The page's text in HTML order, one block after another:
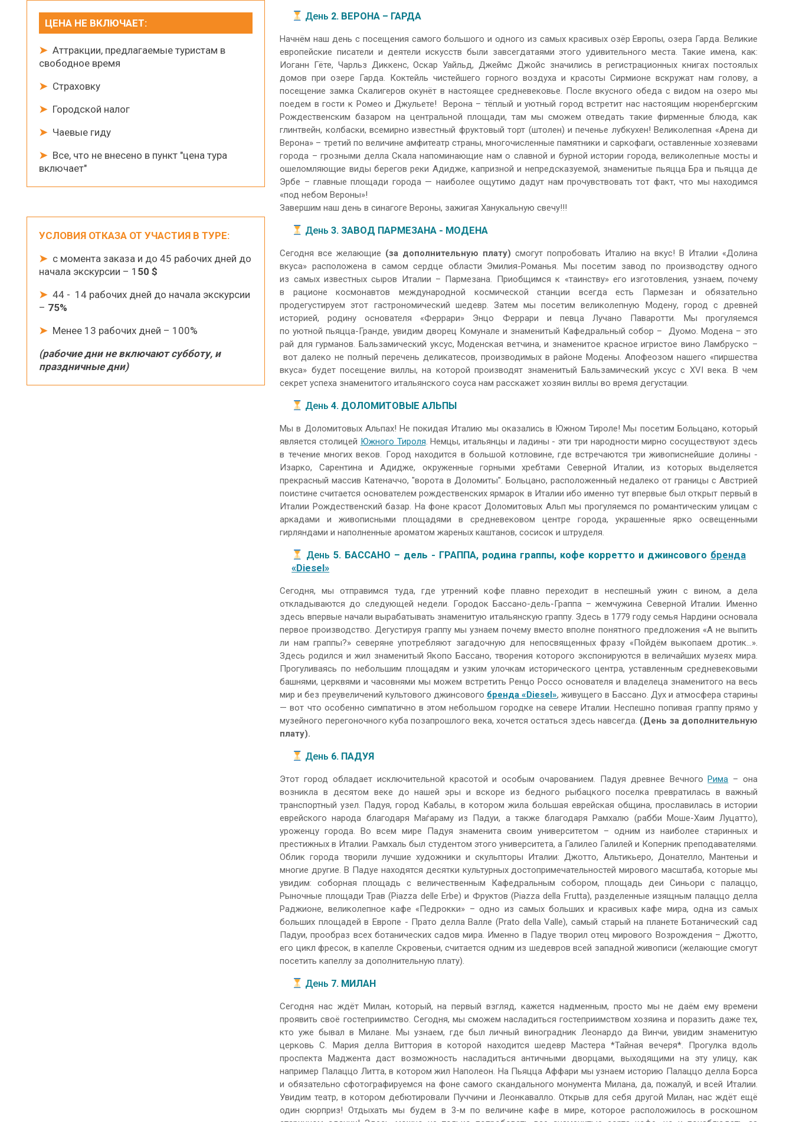
ЦЕНА НЕ ВКЛЮЧАЕТ:
➤Аттракции, предлагаемые туристам в
свободное время
➤Страховку
➤Городской налог
➤Чаевые гиду
➤Все, что не внесено в пункт "цена тура
включает"
УСЛОВИЯ ОТКАЗА ОТ УЧАСТИЯ В ТУРЕ:
➤с момента заказа и до 45 рабочих дней до
начала экскурсии – 1 50 $
➤44 - 14 рабочих дней до начала экскурсии
– 75%
➤Менее 13 рабочих дней – 100%
(рабочие дни не включают субботу, и
праздничные дни)
День 2. ВЕРОНА – ГАРДА
Начнём наш день с посещения самого большого и одного из самых красивых озёр Европы, озера Гарда. Великие
европейские писатели и деятели искусств были завсегдатаями этого удивительного места. Такие имена, как:
Иоганн Гёте, Чарльз Диккенс, Оскар Уайльд, Джеймс Джойс значились в регистрационных книгах постоялых
домов при озере Гарда. Коктейль чистейшего горного воздуха и красоты Сирмионе вскружат нам голову, а
посещение замка Скалигеров окунёт в настоящее средневековье. После вкусного обеда с видом на озеро мы
поедем в гости к Ромео и Джульете! Верона – тёплый и уютный город встретит нас настоящим нюренбергским
Рождественским базаром на центральной площади, там мы сможем отведать такие фирменные блюда, как
глинтвейн, колбаски, всемирно известный фруктовый торт (штолен) и печенье лубкухен! Великолепная «Арена ди
Верона» – третий по величине амфитеатр страны, многочисленные памятники и саркофаги, оставленные хозяевами
города – грозными делла Скала напоминающие нам о славной и бурной истории города, великолепные мосты и
ошеломляющие виды берегов реки Адидже, капризной и непредсказуемой, знаменитые пьяцца Бра и пьяцца де
Эрбе – главные площади города — наиболее ощутимо дадут нам прочувствовать тот факт, что мы находимся
«под небом Вероны»!
Завершим наш день в синагоге Вероны, зажигая Ханукальную свечу!!!
День 3. ЗАВОД ПАРМЕЗАНА - МОДЕНА
Сегодня все желающие (за дополнительную плату) смогут попробовать Италию на вкус! В Италии «Долина
вкуса» расположена в самом сердце области Эмилия-Романья. Мы посетим завод по производству одного
из самых известных сыров Италии – Пармезана. Приобщимся к «таинству» его изготовления, узнаем, почему
в рационе космонавтов международной космической станции всегда есть Пармезан и обязательно
продегустируем этот гастрономический шедевр. Затем мы посетим великолепную Модену, город с древней
историей, родину основателя «Феррари» Энцо Феррари и певца Лучано Паваротти. Мы прогуляемся
по уютной пьяцца-Гранде, увидим дворец Комунале и знаменитый Кафедральный собор – Дуомо. Модена – это
рай для гурманов. Бальзамический уксус, Моденская ветчина, и знаменитое красное игристое вино Ламбруско –
вот далеко не полный перечень деликатесов, производимых в районе Модены. Апофеозом нашего «пиршества
вкуса» будет посещение виллы, на которой производят знаменитый Бальзамический уксус с XVI века. В чем
секрет успеха знаменитого итальянского соуса нам расскажет хозяин виллы во время дегустации.
День 4. ДОЛОМИТОВЫЕ АЛЬПЫ
Мы в Доломитовых Альпах! Не покидая Италию мы оказались в Южном Тироле! Мы посетим Больцано, который
является столицей Южного Тироля. Немцы, итальянцы и ладины - эти три народности мирно сосуществуют здесь
в течение многих веков. Город находится в большой котловине, где встречаются три живописнейшие долины -
Изарко, Сарентина и Адидже, окруженные горными хребтами Северной Италии, из которых выделяется
прекрасный массив Катеначчо, "ворота в Доломиты". Больцано, расположенный недалеко от границы с Австрией
поистине считается основателем рождественских ярмарок в Италии ибо именно тут впервые был открыт первый в
Италии Рождественский базар. На фоне красот Доломитовых Альп мы прогуляемся по романтическим улицам с
аркадами и живописными площадями в средневековом центре города, украшенные ярко освещенными
гирляндами и наполненные ароматом жареных каштанов, сосисок и штруделя.
День 5. БАССАНО – дель - ГРАППА, родина граппы, кофе корретто и джинсового бренда
«Diesel»
Сегодня, мы отправимся туда, где утренний кофе плавно переходит в неспешный ужин с вином, а дела
откладываются до следующей недели. Городок Бассано-дель-Граппа – жемчужина Северной Италии. Именно
здесь впервые начали вырабатывать знаменитую итальянскую граппу. Здесь в 1779 году семья Нардини основала
первое производство. Дегустируя граппу мы узнаем почему вместо вполне понятного предложения «А не выпить
ли нам граппы?» северяне употребляют загадочную для непосвященных фразу «Пойдём выкопаем дротик…».
Здесь родился и жил знаменитый Якопо Бассано, творения которого экспонируются в величайших музеях мира.
Прогуливаясь по небольшим площадям и узким улочкам исторического центра, уставленным средневековыми
башнями, церквями и часовнями мы можем встретить Ренцо Россо основателя и владелеца знаменитого на весь
мир и без преувеличений культового джинсового бренда «Diesel», живущего в Бассано. Дух и атмосфера старины
— вот что особенно симпатично в этом небольшом городке на севере Италии. Неспешно попивая граппу прямо у
музейного перегоночного куба позапрошлого века, хочется остаться здесь навсегда. (День за дополнительную
плату).
День 6. ПАДУЯ
Этот город обладает исключительной красотой и особым очарованием. Падуя древнее Вечного Рима – она
возникла в десятом веке до нашей эры и вскоре из бедного рыбацкого поселка превратилась в важный
транспортный узел. Падуя, город Кабалы, в котором жила большая еврейская община, прославилась в истории
еврейского народа благодаря Маѓараму из Падуи, а также благодаря Рамхалю (рабби Моше-Хаим Луцатто),
уроженцу города. Во всем мире Падуя знаменита своим университетом – одним из наиболее старинных и
престижных в Италии. Рамхаль был студентом этого университета, а Галилео Галилей и Коперник преподавателями.
Облик города творили лучшие художники и скульпторы Италии: Джотто, Альтикьеро, Донателло, Мантеньи и
многие другие. В Падуе находятся десятки культурных достопримечательностей мирового масштаба, которые мы
увидим: соборная площадь с величественным Кафедральным собором, площадь деи Синьори с палаццо,
Рыночные площади Трав (Piazza delle Erbe) и Фруктов (Piazza della Frutta), разделенные изящным палаццо делла
Раджионе, великолепное кафе «Педрокки» – одно из самых больших и красивых кафе мира, одна из самых
больших площадей в Европе - Прато делла Валле (Prato della Valle), самый старый на планете Ботанический сад
Падуи, прообраз всех ботанических садов мира. Именно в Падуе творил отец мирового Возрождения – Джотто,
его цикл фресок, в капелле Скровеньи, считается одним из шедевров всей западной живописи (желающие смогут
посетить капеллу за дополнительную плату).
День 7. МИЛАН
Сегодня нас ждёт Милан, который, на первый взгляд, кажется надменным, просто мы не даём ему времени
проявить своё гостеприимство. Сегодня, мы сможем насладиться гостеприимством хозяина и поразить даже тех,
кто уже бывал в Милане. Мы узнаем, где был личный виноградник Леонардо да Винчи, увидим знаменитую
церковь С. Мария делла Виттория в которой находится шедевр Мастера *Тайная вечеря*. Прогулка вдоль
проспекта Маджента даст возможность насладиться античными дворцами, выходящими на эту улицу, как
например Палаццо Литта, в котором жил Наполеон. На Пьяцца Аффари мы узнаем историю Палаццо делла Борса
и обязательно сфотографируемся на фоне самого скандального монумента Милана, да, пожалуй, и всей Италии.
Увидим театр, в котором дебютировали Пуччини и Леонкавалло. Открыв для себя другой Милан, нас ждёт ещё
один сюрприз! Отдыхать мы будем в 3-м по величине кафе в мире, которое расположилось в роскошном